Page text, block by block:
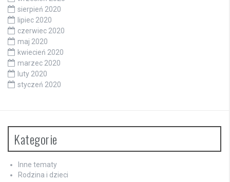
sierpień 2020
lipiec 2020
czerwiec 2020
maj 2020
kwiecień 2020
marzec 2020
luty 2020
styczeń 2020
Kategorie
Inne tematy
Rodzina i dzieci